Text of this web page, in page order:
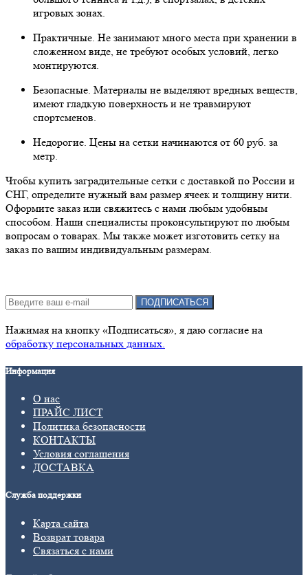
игровых зонах.
Практичные. Не занимают много места при хранении в
сложенном виде, не требуют особых условий, легко
монтируются.
Безопасные. Материалы не выделяют вредных веществ,
имеют гладкую поверхность и не травмируют
спортсменов.
Недорогие. Цены на сетки начинаются от 60 руб. за
метр.
Чтобы купить заградительные сетки с доставкой по России и
СНГ, определите нужный вам размер ячеек и толщину нити.
Оформите заказ или свяжитесь с нами любым удобным
способом. Наши специалисты проконсультируют по любым
вопросам о товарах. Мы также может изготовить сетку на
заказ по вашим индивидуальным размерам.
ПОДПИСАТЬСЯ
Нажимая на кнопку «Подписаться», я даю cогласие на
обработку персональных данных.
Информация
О нас
ПРАЙС ЛИСТ
Политика безопасности
КОНТАКТЫ
Условия соглашения
ДОСТАВКА
Служба поддержки
Карта сайта
Возврат товара
Связаться с нами